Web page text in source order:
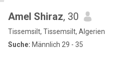
Amel Shiraz, 30
Tissemsilt, Tissemsilt, Algerien
Suche: Männlich 29 - 35